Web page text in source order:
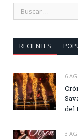
RECIENTES
6
del
3